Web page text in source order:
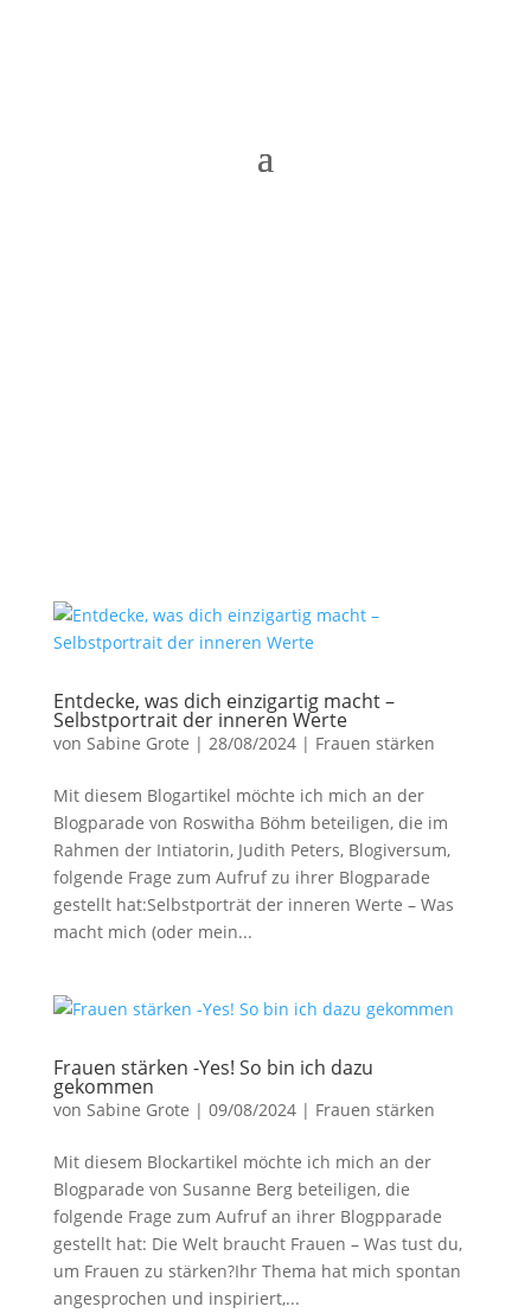
Entdecke, was dich einzigartig macht –
Selbstportrait der inneren Werte
von Sabine Grote | 28/08/2024| Frauen stärken
Mit diesem Blogartikel möchte ich mich an der
Blogparade von Roswitha Böhm beteiligen, die im
Rahmen der Intiatorin, Judith Peters, Blogiversum,
folgende Frage zum Aufruf zu ihrer Blogparade
gestellt hat:Selbstporträt der inneren Werte – Was
macht mich (oder mein...
Frauen stärken -Yes! So bin ich dazu
gekommen
von Sabine Grote | 09/08/2024| Frauen stärken
Mit diesem Blockartikel möchte ich mich an der
Blogparade von Susanne Berg beteiligen, die
folgende Frage zum Aufruf an ihrer Blogpparade
gestellt hat: Die Welt braucht Frauen – Was tust du,
um Frauen zu stärken?Ihr Thema hat mich spontan
angesprochen und inspiriert,...